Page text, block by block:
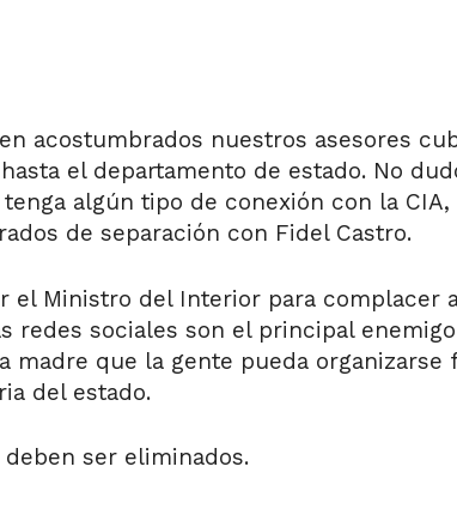
acostumbrados nuestros asesores
el departamento de estado. No
algún tipo de conexión con la CIA,
de separación con Fidel Castro.
el Ministro del Interior para complacer
redes sociales son el principal
madre que la gente pueda organizarse
del estado.
ser eliminados.